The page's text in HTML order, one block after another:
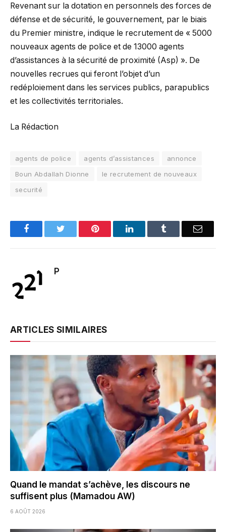
Revenant sur la dotation en personnels des forces de
défense et de sécurité, le gouvernement, par le biais
du Premier ministre, indique le recrutement de « 5000
nouveaux agents de police et de 13000 agents
d’assistances à la sécurité de proximité (Asp) ». De
nouvelles recrues qui feront l’objet d’un
redéploiement dans les services publics, parapublics
et les collectivités territoriales.
La Rédaction
agents de police agents d’assistances
annonce
Boun Abdallah Dionne
le recrutement de nouveaux
securité
FacebookTwitter Pinterest LinkedInTumblr Email
P
ARTICLES SIMILAIRES
Quand le mandat s’achève, les discours ne
suffisent plus (Mamadou AW)
6 AOÛT 2026